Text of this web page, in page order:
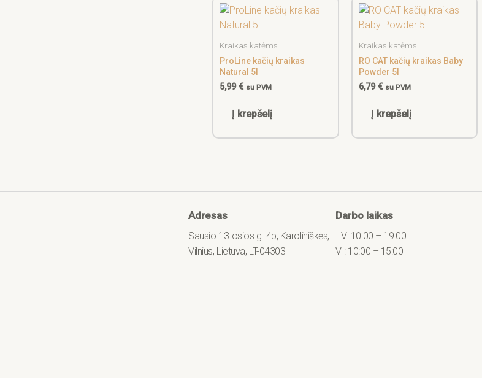
Kraikas katėms
ProLine kačių kraikas
Natural 5l
5,99€ su PVM
Į krepšelį
Kraikas katėms
RO CAT kačių kraikas Baby
Powder 5l
6,79€ su PVM
Į krepšelį
Adresas
Sausio 13-osios g. 4b, Karoliniškės,
Vilnius, Lietuva, LT-04303
Darbo laikas
I-V: 10:00 – 19:00
VI: 10:00 – 15:00